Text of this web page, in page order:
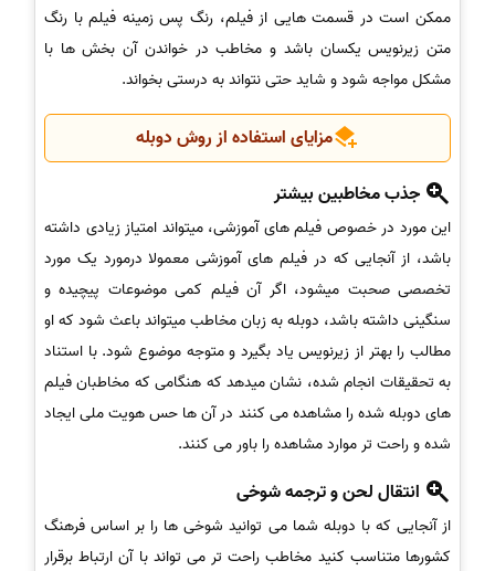
ممکن است در قسمت هایی از فیلم، رنگ پس زمینه فیلم با رنگ
متن زیرنویس یکسان باشد و مخاطب در خواندن آن بخش ها با
مشکل مواجه شود و شاید حتی نتواند به درستی بخواند.
مزایای استفاده از روش دوبله
جذب مخاطبین بیشتر
این مورد در خصوص فیلم های آموزشی، میتواند امتیاز زیادی داشته
باشد، از آنجایی که در فیلم های آموزشی معمولا درمورد یک مورد
تخصصی صحبت میشود، اگر آن فیلم کمی موضوعات پیچیده و
سنگینی داشته باشد، دوبله به زبان مخاطب میتواند باعث شود که او
مطالب را بهتر از زیرنویس یاد بگیرد و متوجه موضوع شود. با استناد
به تحقیقات انجام شده، نشان میدهد که هنگامی که مخاطبان فیلم
های دوبله شده را مشاهده می کنند در آن ها حس هویت ملی ایجاد
شده و راحت تر موارد مشاهده را باور می کنند.
انتقال لحن و ترجمه شوخی
از آنجایی که با دوبله شما می توانید شوخی ها را بر اساس فرهنگ
کشورها متناسب کنید مخاطب راحت تر می تواند با آن ارتباط برقرار